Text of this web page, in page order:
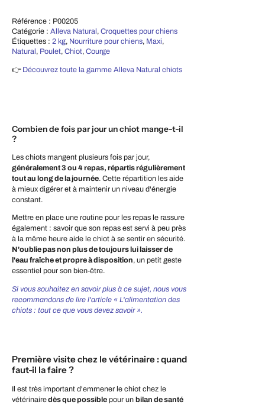
Référence : P00205
Catégorie : Alleva Natural , Croquettes pour chiens
Étiquettes : 2 kg, Nourriture pour chiens, Maxi,
Natural , Poulet, Chiot, Courge
👉 Découvrez toute la gamme Alleva Natural chiots
Combien de fois par jour un chiot mange-t-il
?
Les chiots mangent plusieurs fois par jour,
généralement 3 ou 4 repas, répartis régulièrement
tout au long de la journée. Cette répartition les aide
à mieux digérer et à maintenir un niveau d'énergie
constant.
Mettre en place une routine pour les repas le rassure
également : savoir que son repas est servi à peu près
à la même heure aide le chiot à se sentir en sécurité.
N'oublie pas non plus de toujours lui laisser de
l'eau fraîche et propre à disposition, un petit geste
essentiel pour son bien-être.
Si vous souhaitez en savoir plus à ce sujet, nous vous
recommandons de lire l'article « L'alimentation des
chiots : tout ce que vous devez savoir ».
Première visite chez le vétérinaire : quand
faut-il la faire ?
Il est très important d'emmener le chiot chez le
vétérinairedès que possible pour un bilan de santé